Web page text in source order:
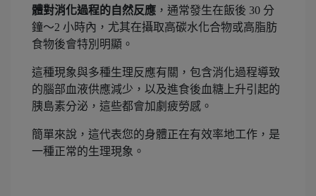
體對消化過程的自然反應 ，通常發生在飯後 30 分
鐘～2 小時內，尤其在攝取高碳水化合物或高脂肪
食物後會特別明顯。
這種現象與多種生理反應有關，包含消化過程導致
的腦部血液供應減少，以及進食後血糖上升引起的
胰島素分泌，這些都會加劇疲勞感。
簡單來說，這代表您的身體正在有效率地工作，是
一種正常的生理現象。